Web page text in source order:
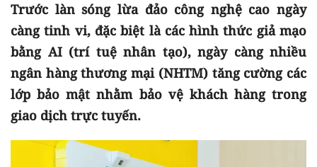
Trước làn sóng lừa đảo công nghệ cao ngày
càng tinh vi, đặc biệt là các hình thức giả mạo
bằng AI (trí tuệ nhân tạo), ngày càng nhiều
ngân hàng thương mại (NHTM) tăng cường các
lớp bảo mật nhằm bảo vệ khách hàng trong
giao dịch trực tuyến.